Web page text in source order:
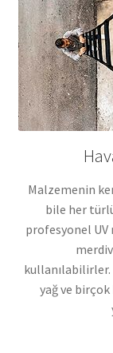
Malzemenin
bile her
profesyonel UV
kullanılabilirler.
yağ ve birçok